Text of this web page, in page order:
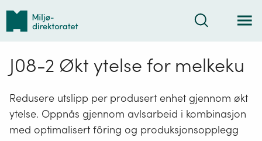
Tilbake
forsiden
Søk
J08-2 Økt ytelse for melkeku
Redusere utslipp per produsert enhet gjennom økt
ytelse. Oppnås gjennom avlsarbeid i kombinasjon
med optimalisert fôring og produksjonsopplegg